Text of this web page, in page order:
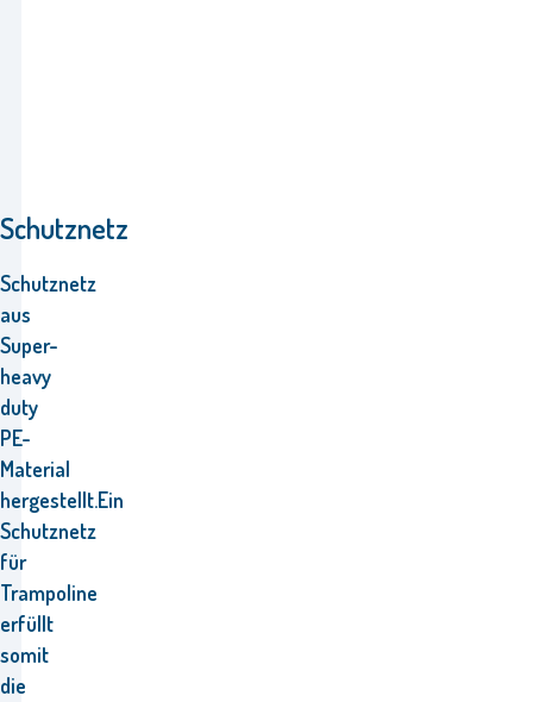
Schutznetz
Schutznetz
aus
Super-
heavy
duty
PE-
Material
hergestellt.Ein
Schutznetz
für
Trampoline
erfüllt
somit
die